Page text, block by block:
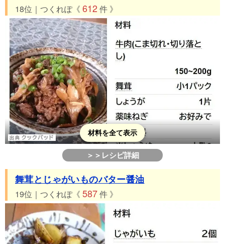
18位｜つくれぽ《 612 件 》
材料を全て表示
＞＞レシピ詳細
舞茸とじゃがいものバター醤油
19位｜つくれぽ《 587件 》